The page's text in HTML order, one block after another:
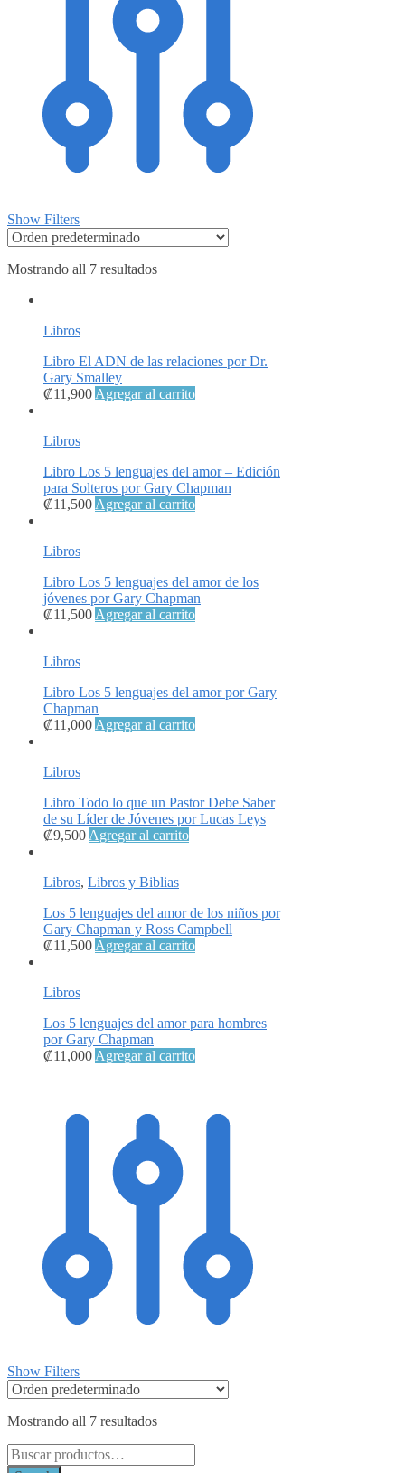
Show Filters
Mostrando all 7 resultados
Libros
Libro El ADN de las relaciones por Dr.
Gary Smalley
₡11,900 Agregar al carrito
Libros
Libro Los 5 lenguajes del amor – Edición
para Solteros por Gary Chapman
₡11,500 Agregar al carrito
Libros
Libro Los 5 lenguajes del amor de los
jóvenes por Gary Chapman
₡11,500 Agregar al carrito
Libros
Libro Los 5 lenguajes del amor por Gary
Chapman
₡11,000 Agregar al carrito
Libros
Libro Todo lo que un Pastor Debe Saber
de su Líder de Jóvenes por Lucas Leys
₡9,500 Agregar al carrito
Libros, Libros y Biblias
Los 5 lenguajes del amor de los niños por
Gary Chapman y Ross Campbell
₡11,500 Agregar al carrito
Libros
Los 5 lenguajes del amor para hombres
por Gary Chapman
₡11,000 Agregar al carrito
Show Filters
Mostrando all 7 resultados
Search
for: